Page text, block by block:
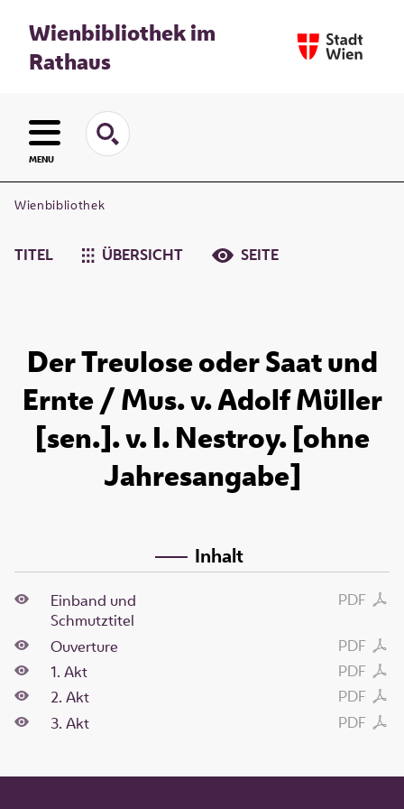
Wienbibliothek im
Rathaus
MENU
Wienbibliothek
TITEL ÜBERSICHT SEITE
Der Treulose oder Saat und
Ernte / Mus. v. Adolf Müller
[sen.]. v. I. Nestroy. [ohne
Jahresangabe]
Inhalt
PDF
Einband und
Schmutztitel
PDF
Ouverture
PDF
1. Akt
PDF
2. Akt
PDF
3. Akt